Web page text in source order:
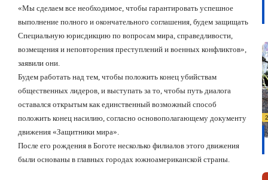
«Мы сделаем все необходимое, чтобы гарантировать успешное
выполнение полного и окончательного соглашения, будем защищать
Специальную юрисдикцию по вопросам мира, справедливости,
возмещения и неповторения преступлений и военных конфликтов»,
заявили они.
Будем работать над тем, чтобы положить конец убийствам
общественных лидеров, и выступать за то, чтобы путь диалога
оставался открытым как единственный возможный способ
положить конец насилию, согласно основополагающему документу
движения «Защитники мира».
После его рождения в Боготе несколько филиалов этого движения
были основаны в главных городах южноамериканской страны.